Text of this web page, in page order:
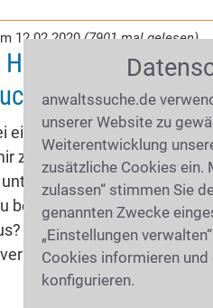
12.02.2020(7901 mal gelesen)
Hartz IV: Antrag,
einemAntrag auf Hartz IV
zu? Wie steht es umdie
Mehrbedarf
? Was ist
beachten? Wie sieht es
Wie geht man gegen
Antworten auf
anwaltssuche.de
unserer Website zu
Weiterentwicklung
zusätzliche Cookies ein.
zulassen“ stimmen Sie
genannten Zwecke
„Einstellungen
Cookies informieren
konfigurieren.